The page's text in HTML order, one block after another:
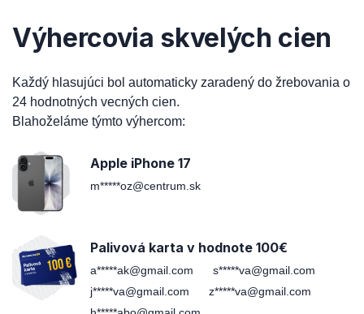
Výhercovia skvelých cien
Každý hlasujúci bol automaticky zaradený do žrebovania o
24 hodnotných vecných cien.
Blahoželáme týmto výhercom:
Apple iPhone 17
m*****oz@centrum.sk
Palivová karta v hodnote 100€
a*****ak@gmail.com
s*****va@gmail.com
j*****va@gmail.com
z*****va@gmail.com